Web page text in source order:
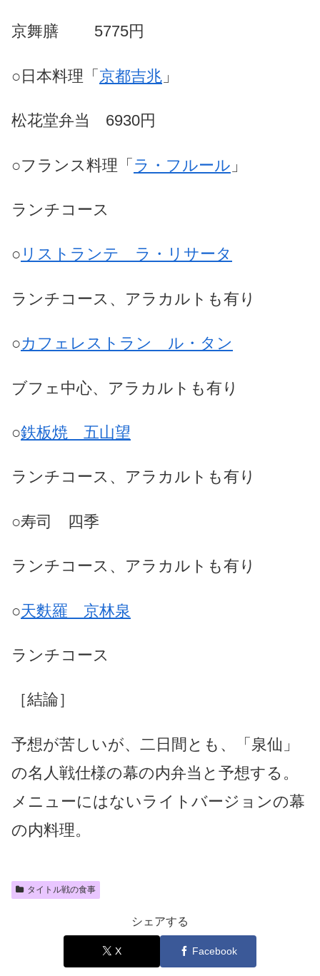
京舞膳 5775円
○日本料理「 京都吉兆 」
松花堂弁当 6930円
○フランス料理「 ラ・フルール 」
ランチコース
○ リストランテ ラ・リサータ
ランチコース、アラカルトも有り
○カフェレストラン ル・タン
ブフェ中心、アラカルトも有り
○鉄板焼 五山望
ランチコース、アラカルトも有り
○寿司 四季
ランチコース、アラカルトも有り
○天麩羅 京林泉
ランチコース
［結論］
予想が苦しいが、二日間とも、「泉仙」
の名人戦仕様の幕の内弁当と予想する。
メニューにはないライトバージョンの幕
の内料理。
タイトル戦の食事
シェアする
X Facebook